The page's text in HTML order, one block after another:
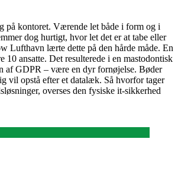
på kontoret. Værende let både i form og i
dog hurtigt, hvor let det er at tabe eller
Lufthavn lærte dette på den hårde måde. En
10 ansatte. Det resulterede i en mastodontisk
af GDPR – være en dyr fornøjelse. Bøder
vil opstå efter et datalæk. Så hvorfor tager
overses den fysiske it-sikkerhed